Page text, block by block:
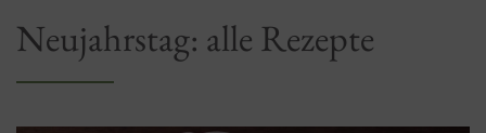
Neujahrstag: alle Rezepte